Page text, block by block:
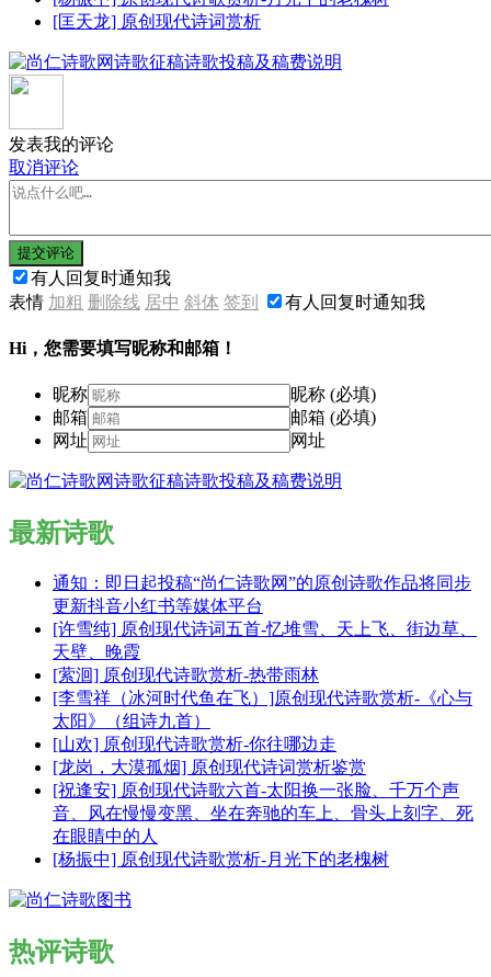
[匡天龙] 原创现代诗词赏析
发表我的评论
取消评论
提交评论
有人回复时通知我
表情 加粗 删除线 居中 斜体 签到 有人回复时通知我
Hi，您需要填写昵称和邮箱！
昵称
昵称 (必填)
邮箱
邮箱 (必填)
网址
网址
最新诗歌
通知：即日起投稿“尚仁诗歌网”的原创诗歌作品将同步
更新抖音小红书等媒体平台
[许雪纯] 原创现代诗词五首-忆堆雪、天上飞、街边草、
天壁、晚霞
[萦洄] 原创现代诗歌赏析-热带雨林
[李雪祥（冰河时代鱼在飞）]原创现代诗歌赏析-《心与
太阳》（组诗九首）
[山欢] 原创现代诗歌赏析-你往哪边走
[龙岗，大漠孤烟] 原创现代诗词赏析鉴赏
[祝逢安] 原创现代诗歌六首-太阳换一张脸、千万个声
音、风在慢慢变黑、坐在奔驰的车上、骨头上刻字、死
在眼睛中的人
[杨振中] 原创现代诗歌赏析-月光下的老槐树
热评诗歌